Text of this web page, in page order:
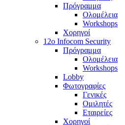
Πρόγραμμα
Ολομέλεια
Workshops
Χορηγοί
12o Infocom Security
Πρόγραμμα
Ολομέλεια
Workshops
Lobby
Φωτογραφίες
Γενικές
Ομιλητές
Εταιρείες
Χορηγοί